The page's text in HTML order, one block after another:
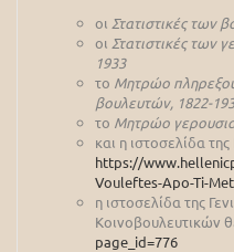
οι Στατιστικές των
οι Στατιστικές των
1933
το Μητρώο
βουλευτών, 1822-
το Μητρώο
και η ιστοσελίδα
https://
Vouleftes-Apo-Ti-
η ιστοσελίδα της
Κοινοβουλευτικών
page_id=776